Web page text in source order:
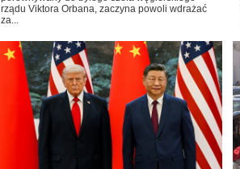
rządu Viktora Orbana, zaczyna powoli wdrażać
za...